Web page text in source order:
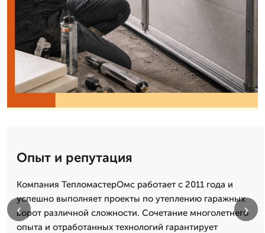
Опыт и репутация
Компания ТепломастерОмс работает с 2011 года и
успешно выполняет проекты по утеплению гаражных
ворот различной сложности. Сочетание многолетнего
опыта и отработанных технологий гарантирует
‹ ›